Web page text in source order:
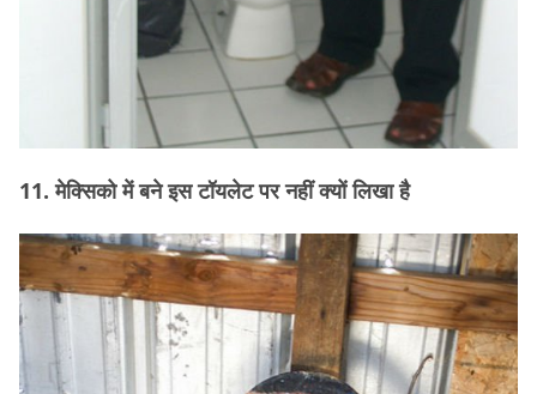
11. मेक्सिको में बने इस टॉयलेट पर नहीं क्यों लिखा है